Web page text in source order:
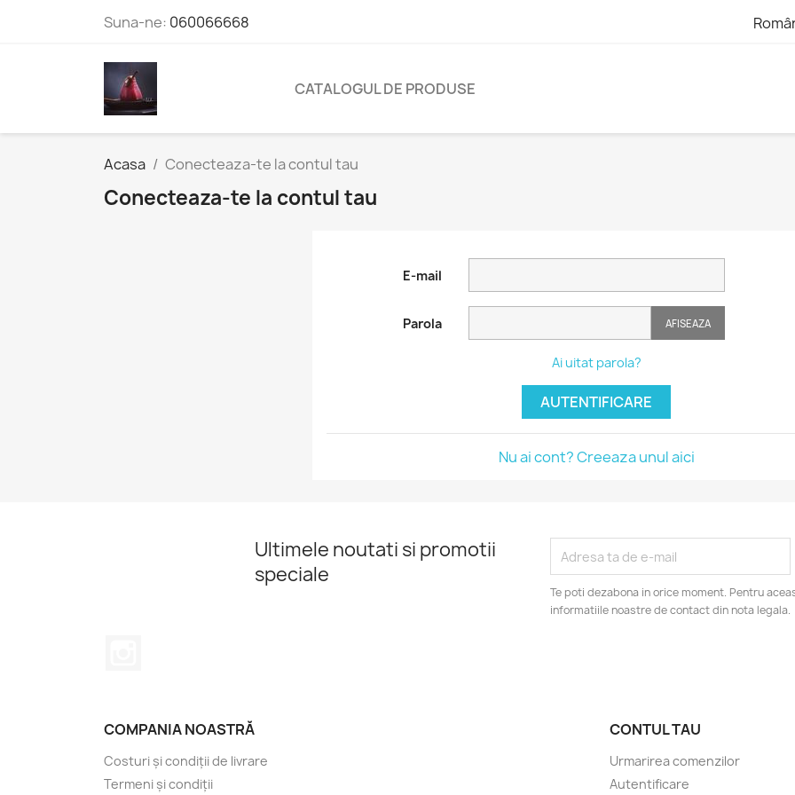
Suna-ne: 060066668
CATALOGUL DE PRODUSE
Acasa Conecteaza-te la contul tau
Conecteaza-te la contul tau
E-mail
Parola AFISEAZA
Ai uitat parola?
AUTENTIFICARE
Nu ai cont? Creeaza unul aici
Ultimele noutati si promotii
speciale
Te poti dezabona in orice moment. Pentru
informatiile noastre de contact din nota legala.
COMPANIA NOASTRĂ
Costuri și condiții de livrare
Termeni și condiții
CONTUL TAU
Urmarirea comenzilor
Autentificare